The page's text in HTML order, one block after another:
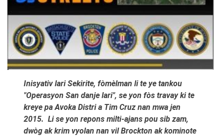
Inisyativ lari Sekirite, fòmèlman li te ye tankou
"Operasyon San danje lari", se yon fòs travay ki te
kreye pa Avoka Distri a Tim Cruz nan mwa jen
2015. Li se yon repons milti-ajans pou sib zam,
dwòg ak krim vyolan nan vil Brockton ak kominote